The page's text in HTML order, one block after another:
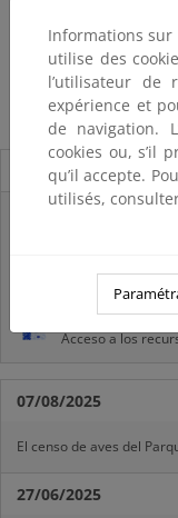
presentación
de los lotes de
la
documento del
Novedades
Preguntas
Acceso a los
07/08/2025
El censo de aves del
27/06/2025
Informations sur
utilise des
l’utilisateur de
expérience et
de navigation.
cookies ou, s’il
qu’il accepte.
utilisés,